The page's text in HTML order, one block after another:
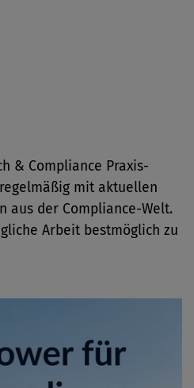
& Compliance Praxis-
mit aktuellen
aus der Compliance-Welt.
Arbeit bestmöglich zu